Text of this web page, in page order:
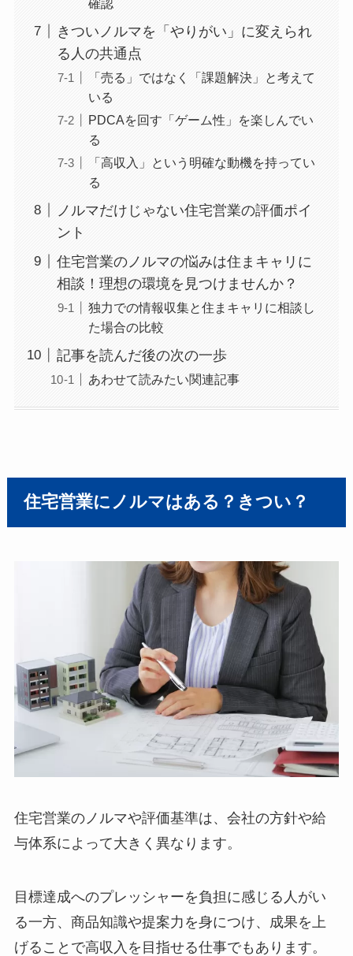
確認
きついノルマを「やりがい」に変えられ
る人の共通点
「売る」ではなく「課題解決」と考えて
いる
PDCAを回す「ゲーム性」を楽しんでい
る
「高収入」という明確な動機を持ってい
る
ノルマだけじゃない住宅営業の評価ポイ
ント
住宅営業のノルマの悩みは住まキャリに
相談！理想の環境を見つけませんか？
独力での情報収集と住まキャリに相談し
た場合の比較
記事を読んだ後の次の一歩
あわせて読みたい関連記事
住宅営業にノルマはある？きつい？
住宅営業のノルマや評価基準は、会社の方針や給
与体系によって大きく異なります。
目標達成へのプレッシャーを負担に感じる人がい
る一方、商品知識や提案力を身につけ、成果を上
げることで高収入を目指せる仕事でもあります。